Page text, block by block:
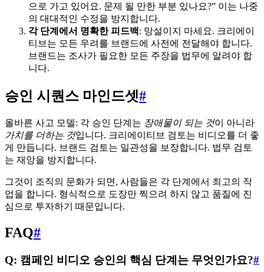
으로 가고 있어요. 문제 될 만한 부분 있나요?” 이는 나중
의 대대적인 수정을 방지합니다.
각 단계에서 명확한 피드백: 망설이지 마세요. 크리에이
티브는 모든 우려를 브랜드에 사전에 전달해야 합니다.
브랜드는 조사가 필요한 모든 주장을 법무에 알려야 합
니다.
승인 시퀀스 마인드셋#
올바른 사고 모델: 각 승인 단계는 장애물이 되는 것이 아니라
가치를 더하는 것입니다. 크리에이티브 검토는 비디오를 더 좋
게 만듭니다. 브랜드 검토는 일관성을 보장합니다. 법무 검토
는 재앙을 방지합니다.
그것이 조직의 문화가 되면, 사람들은 각 단계에서 최고의 작
업을 합니다. 형식적으로 도장만 찍으려 하지 않고 품질에 진
심으로 투자하기 때문입니다.
FAQ#
Q: 캠페인 비디오 승인의 핵심 단계는 무엇인가요?#